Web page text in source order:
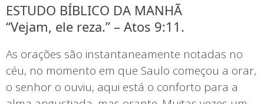
ESTUDO BÍBLICO DA MANHÃ
“Vejam, ele reza.” – Atos 9:11.
As orações são instantaneamente notadas no
céu, no momento em que Saulo começou a orar,
o senhor o ouviu, aqui está o conforto para a